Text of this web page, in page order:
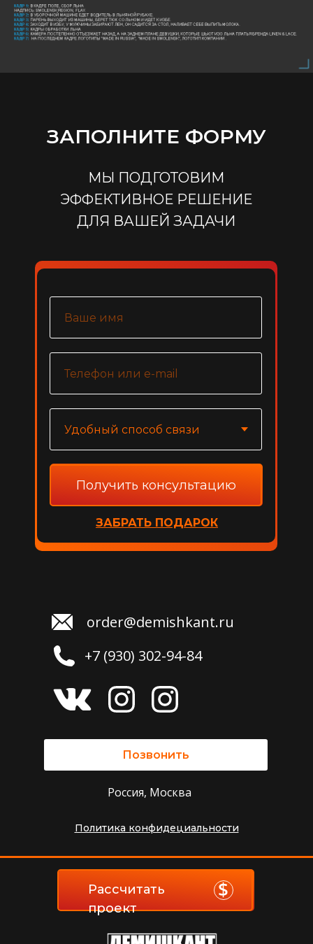
ЗАПОЛНИТЕ ФОРМУ
МЫ ПОДГОТОВИМ
ЭФФЕКТИВНОЕ РЕШЕНИЕ
ДЛЯ ВАШЕЙ ЗАДАЧИ
Получить консультацию
ЗАБРАТЬ ПОДАРОК
Позвонить
Политика конфидециальности
order@demishkant.ru
+7 (930) 302-94-84
Россия, Москва
Рассчитать
проект